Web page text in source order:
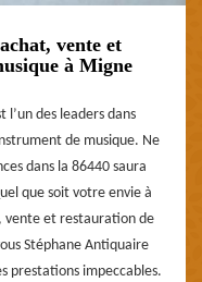
vente et
à Migne
l’un des leaders dans
de musique. Ne
dans la 86440 saura
que soit votre envie à
vente et restauration de
Stéphane Antiquaire
prestations impeccables.